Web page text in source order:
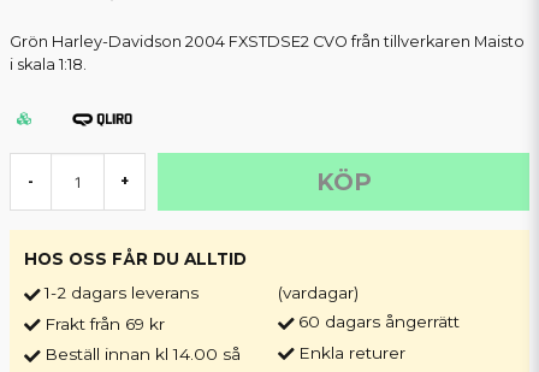
Grön Harley-Davidson 2004 FXSTDSE2 CVO från tillverkaren Maisto
i skala 1:18.
- + KÖP
HOS OSS FÅR DU ALLTID
1-2 dagars leverans
Frakt från 69 kr
Beställ innan kl 14.00 så
(vardagar)
60 dagars ångerrätt
Enkla returer